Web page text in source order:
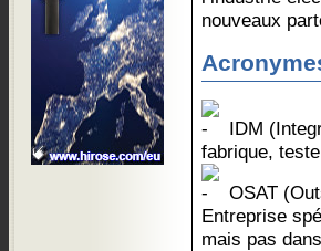
nouveaux
IDM
fabrique,
OSAT
Entreprise
mais pas